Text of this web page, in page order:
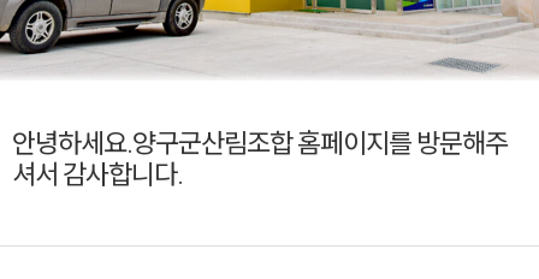
안녕하세요.양구군산림조합 홈페이지를 방문해주
셔서 감사합니다.